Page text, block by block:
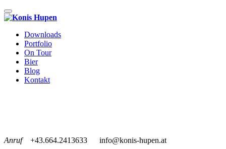
Toggle navigation
Downloads
Portfolio
On Tour
Bier
Blog
Kontakt
Anruf +43.664.2413633 info@konis-hupen.at